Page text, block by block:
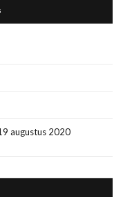
augustus 2020